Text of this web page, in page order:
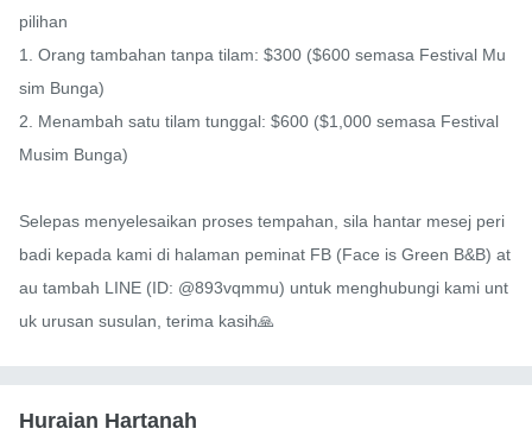
pilihan
1. Orang tambahan tanpa tilam: $300 ($600 semasa Festival Mu
sim Bunga)
2. Menambah satu tilam tunggal: $600 ($1,000 semasa Festival
Musim Bunga)
Selepas menyelesaikan proses tempahan, sila hantar mesej peri
badi kepada kami di halaman peminat FB (Face is Green B&B) at
au tambah LINE (ID: @893vqmmu) untuk menghubungi kami unt
uk urusan susulan, terima kasih🙏
Huraian Hartanah